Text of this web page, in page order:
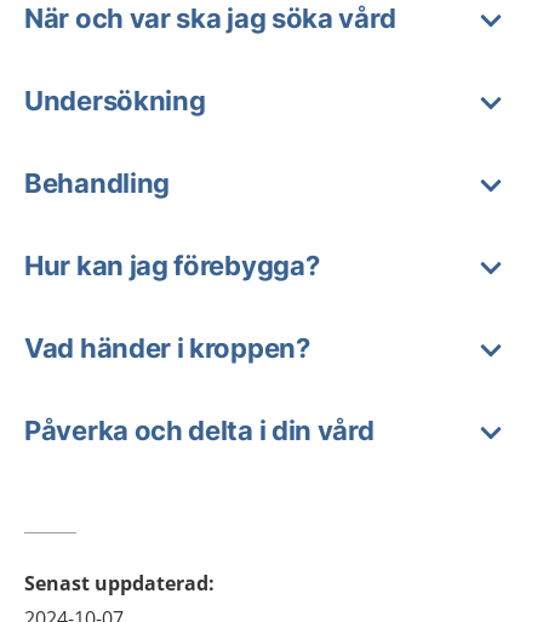
När och var ska jag söka vård
Undersökning
Behandling
Hur kan jag förebygga?
Vad händer i kroppen?
Påverka och delta i din vård
Senast uppdaterad: